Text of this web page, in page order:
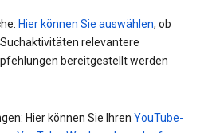
Hier können Sie auswählen, ob
Suchaktivitäten relevantere
bereitgestellt werden
Hier können Sie Ihren YouTube-